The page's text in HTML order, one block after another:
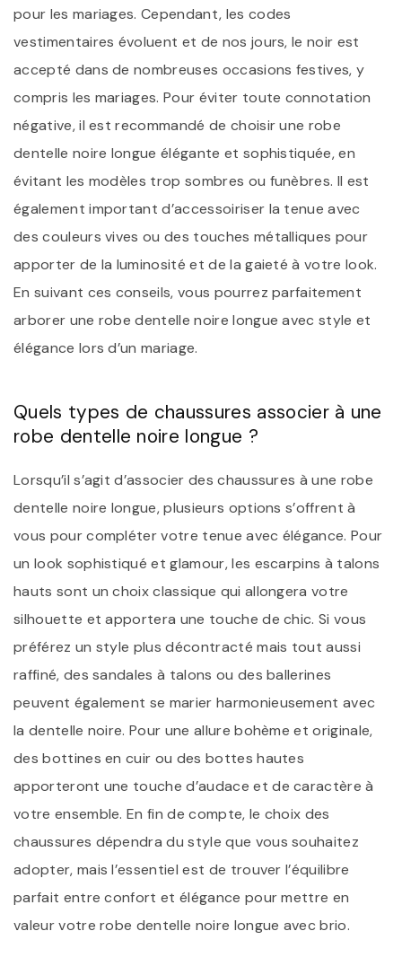
pour les mariages. Cependant, les codes
vestimentaires évoluent et de nos jours, le noir est
accepté dans de nombreuses occasions festives, y
compris les mariages. Pour éviter toute connotation
négative, il est recommandé de choisir une robe
dentelle noire longue élégante et sophistiquée, en
évitant les modèles trop sombres ou funèbres. Il est
également important d’accessoiriser la tenue avec
des couleurs vives ou des touches métalliques pour
apporter de la luminosité et de la gaieté à votre look.
En suivant ces conseils, vous pourrez parfaitement
arborer une robe dentelle noire longue avec style et
élégance lors d’un mariage.
Quels types de chaussures associer à une
robe dentelle noire longue ?
Lorsqu’il s’agit d’associer des chaussures à une robe
dentelle noire longue, plusieurs options s’offrent à
vous pour compléter votre tenue avec élégance. Pour
un look sophistiqué et glamour, les escarpins à talons
hauts sont un choix classique qui allongera votre
silhouette et apportera une touche de chic. Si vous
préférez un style plus décontracté mais tout aussi
raffiné, des sandales à talons ou des ballerines
peuvent également se marier harmonieusement avec
la dentelle noire. Pour une allure bohème et originale,
des bottines en cuir ou des bottes hautes
apporteront une touche d’audace et de caractère à
votre ensemble. En fin de compte, le choix des
chaussures dépendra du style que vous souhaitez
adopter, mais l’essentiel est de trouver l’équilibre
parfait entre confort et élégance pour mettre en
valeur votre robe dentelle noire longue avec brio.